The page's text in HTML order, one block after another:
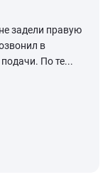
задели правую
в
По те...